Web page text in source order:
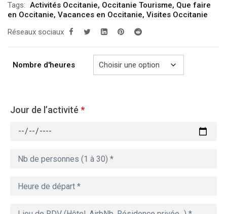
à
729.00€
Tags: Activités Occitanie, Occitanie Tourisme, Que faire
en Occitanie, Vacances en Occitanie, Visites Occitanie
Réseaux sociaux
Nombre d'heures
Jour de l’activité *